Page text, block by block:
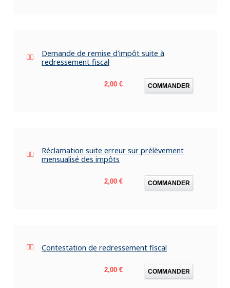
Demande de remise d'impôt suite à
redressement fiscal
Prix
2,00 € COMMANDER
Réclamation suite erreur sur prélèvement
mensualisé des impôts
Prix
2,00 € COMMANDER
Contestation de redressement fiscal
Prix
2,00 € COMMANDER